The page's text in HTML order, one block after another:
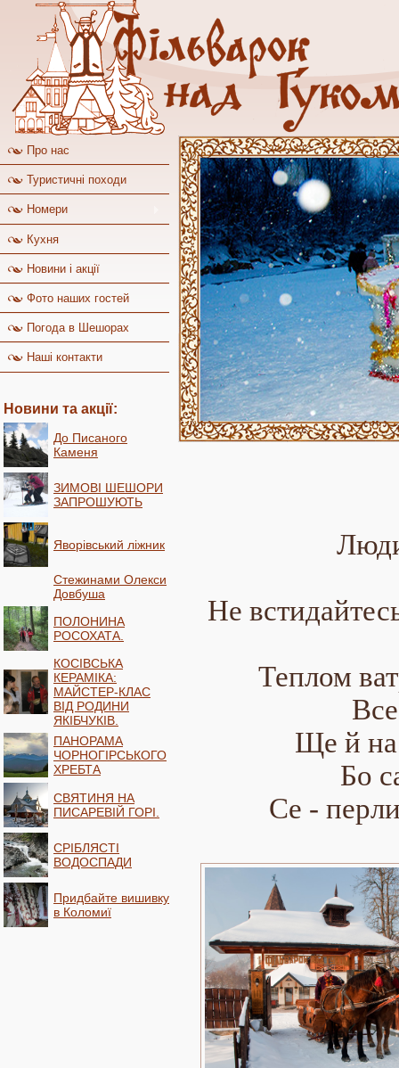
Про нас
Туристичні походи
Номери
Кухня
Новини і акції
Фото наших гостей
Погода в Шешорах
Наші контакти
Новини та акції:
До Писаного
Каменя
ЗИМОВІ ШЕШОРИ
ЗАПРОШУЮТЬ
Яворівський ліжник
Стежинами Олекси
Довбуша
ПОЛОНИНА
РОСОХАТА.
КОСІВСЬКА
КЕРАМІКА:
МАЙСТЕР-КЛАС
ВІД РОДИНИ
ЯКІБЧУКІВ.
ПАНОРАМА
ЧОРНОГІРСЬКОГО
ХРЕБТА
СВЯТИНЯ НА
ПИСАРЕВІЙ ГОРІ.
СРІБЛЯСТІ
ВОДОСПАДИ
Придбайте вишивку
в Коломиї
Не
Теплом
Ще й на
Бо
Се -